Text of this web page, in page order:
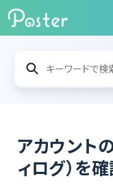
アカウント
ィログ）を